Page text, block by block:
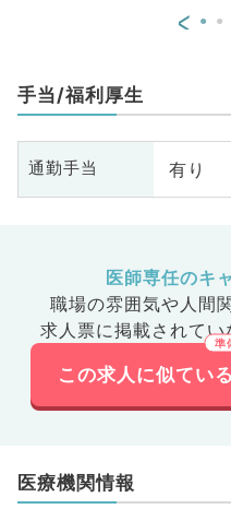
<
手当/福利厚生
通勤手当 有り
医師専任のキ
職場の雰囲気や人間関
求人票に掲載されてい
この求人に似てい
医療機関情報